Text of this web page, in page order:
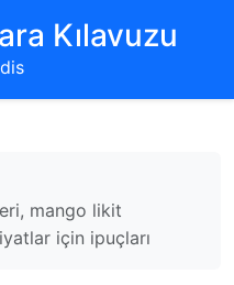
Kılavuzu‌
mango likit
için ipuçları